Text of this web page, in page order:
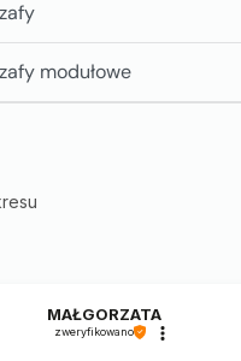
modułowe
MAŁGORZATA
zweryfikowano